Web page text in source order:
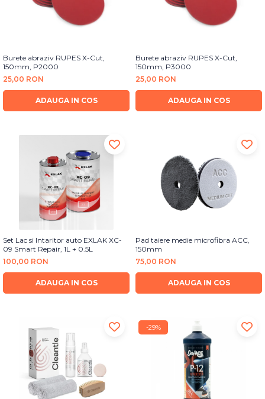
Burete abraziv RUPES X-Cut,
150mm, P2000
25,00 RON
ADAUGA IN COS
Burete abraziv RUPES X-Cut,
150mm, P3000
25,00 RON
ADAUGA IN COS
Set Lac si Intaritor auto EXLAK XC-
09 Smart Repair, 1L + 0.5L
100,00 RON
ADAUGA IN COS
Pad taiere medie microfibra ACC,
150mm
75,00 RON
ADAUGA IN COS
-29%